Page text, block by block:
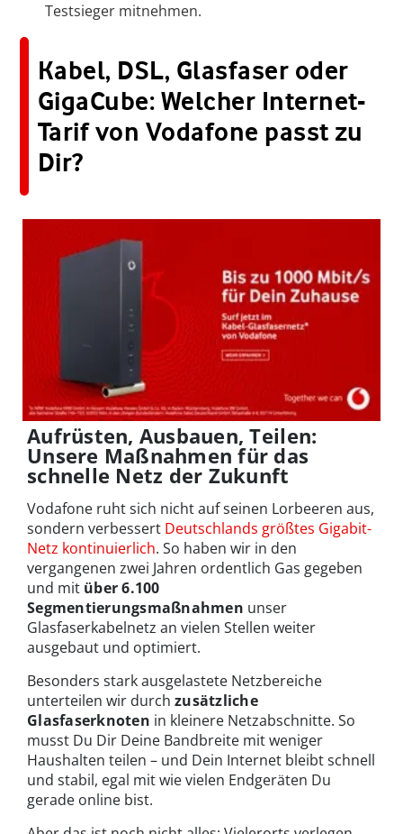
Testsieger mitnehmen.
Kabel, DSL, Glasfaser oder
GigaCube: Welcher Internet-
Tarif von Vodafone passt zu
Dir?
Aufrüsten, Ausbauen, Teilen:
Unsere Maßnahmen für das
schnelle Netz der Zukunft
Vodafone ruht sich nicht auf seinen Lorbeeren aus,
sondern verbessert Deutschlands größtes Gigabit-
Netz kontinuierlich. So haben wir in den
vergangenen zwei Jahren ordentlich Gas gegeben
und mit über 6.100
Segmentierungsmaßnahmen unser
Glasfaserkabelnetz an vielen Stellen weiter
ausgebaut und optimiert.
Besonders stark ausgelastete Netzbereiche
unterteilen wir durch zusätzliche
Glasfaserknoten in kleinere Netzabschnitte. So
musst Du Dir Deine Bandbreite mit weniger
Haushalten teilen – und Dein Internet bleibt schnell
und stabil, egal mit wie vielen Endgeräten Du
gerade online bist.